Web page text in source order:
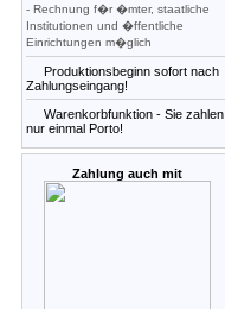
- Rechnung f�r �mter, staatliche
Institutionen und �ffentliche
Einrichtungen m�glich
Produktionsbeginn sofort nach
Zahlungseingang!
Warenkorbfunktion - Sie zahlen
nur einmal Porto!
Zahlung auch mit